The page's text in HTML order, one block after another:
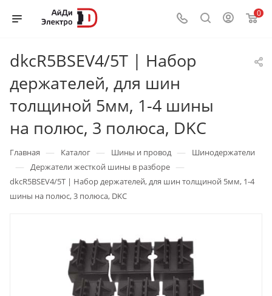
0
dkcR5BSEV4/5T | Набор
держателей, для шин
толщиной 5мм, 1-4 шины
на полюс, 3 полюса, DKC
Главная — Каталог — Шины и провод — Шинодержатели
— Держатели жесткой шины в разборе —
dkcR5BSEV4/5T | Набор держателей, для шин толщиной 5мм, 1-4
шины на полюс, 3 полюса, DKC